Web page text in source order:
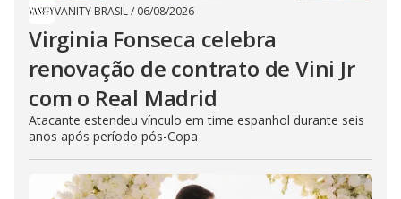
VANITY BRASIL/ 06/08/2026
Virginia Fonseca celebra
renovação de contrato de Vini Jr
com o Real Madrid
Atacante estendeu vínculo em time espanhol durante seis
anos após período pós-Copa